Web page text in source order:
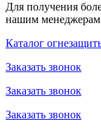
Для получения
нашим
Каталог
Заказать звонок
Заказать звонок
Заказать звонок